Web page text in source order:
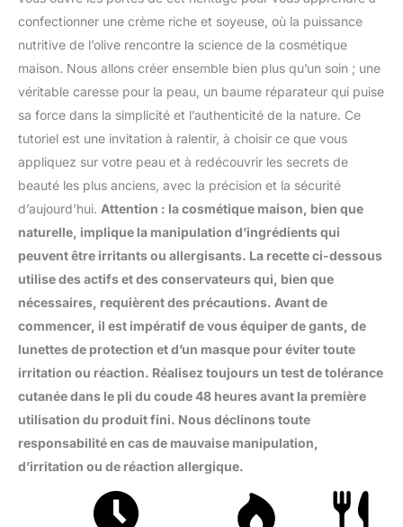
confectionner une crème riche et soyeuse, où la puissance
nutritive de l’olive rencontre la science de la cosmétique
maison. Nous allons créer ensemble bien plus qu’un soin ; une
véritable caresse pour la peau, un baume réparateur qui puise
sa force dans la simplicité et l’authenticité de la nature. Ce
tutoriel est une invitation à ralentir, à choisir ce que vous
appliquez sur votre peau et à redécouvrir les secrets de
beauté les plus anciens, avec la précision et la sécurité
d’aujourd’hui. Attention : la cosmétique maison, bien que
naturelle, implique la manipulation d’ingrédients qui
peuvent être irritants ou allergisants. La recette ci-dessous
utilise des actifs et des conservateurs qui, bien que
nécessaires, requièrent des précautions. Avant de
commencer, il est impératif de vous équiper de gants, de
lunettes de protection et d’un masque pour éviter toute
irritation ou réaction. Réalisez toujours un test de tolérance
cutanée dans le pli du coude 48 heures avant la première
utilisation du produit fini. Nous déclinons toute
responsabilité en cas de mauvaise manipulation,
d’irritation ou de réaction allergique.